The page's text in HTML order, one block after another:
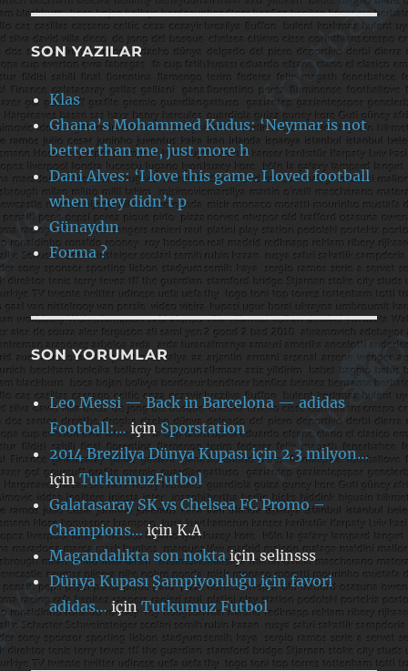
SON YAZILAR
Klas
Ghana’s Mohammed Kudus: ‘Neymar is not
better than me, just more h
Dani Alves: ‘I love this game. I loved football
when they didn’t p
Günaydın
Forma ?
SON YORUMLAR
Leo Messi — Back in Barcelona — adidas
Football:… içinSporstation
2014 Brezilya Dünya Kupası için 2.3 milyon…
içinTutkumuzFutbol
Galatasaray SK vs Chelsea FC Promo –
Champions… içinK.A
Magandalıkta son noktaiçin selinsss
Dünya Kupası Şampiyonluğu için favori
adidas… içinTutkumuz Futbol